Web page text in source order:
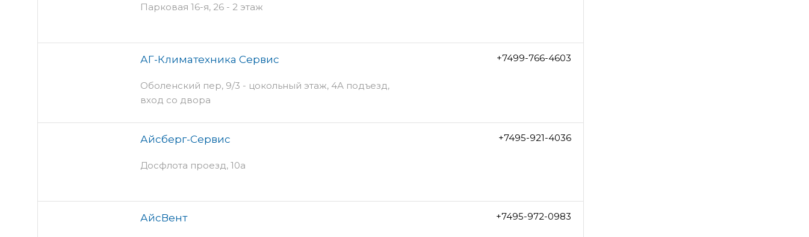
Парковая 16-я, 26 - 2 этаж
АГ-Климатехника Сервис
Оболенский пер, 9/3 - цокольный этаж, 4А подъезд,
вход со двора
+7499-766-4603
Айсберг-Сервис
Досфлота проезд, 10а
+7495-921-4036
АйсВент +7495-972-0983